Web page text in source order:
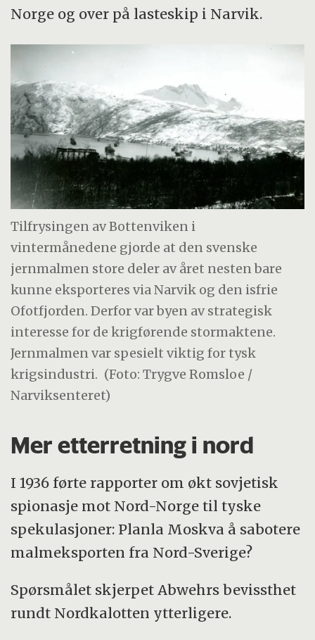
Norge og over på lasteskip i Narvik.
Tilfrysingen av Bottenviken i
vintermånedene gjorde at den svenske
jernmalmen store deler av året nesten bare
kunne eksporteres via Narvik og den isfrie
Ofotfjorden. Derfor var byen av strategisk
interesse for de krigførende stormaktene.
Jernmalmen var spesielt viktig for tysk
krigsindustri. (Foto: Trygve Romsloe /
Narviksenteret)
Mer etterretning i nord
I 1936 førte rapporter om økt sovjetisk
spionasje mot Nord-Norge til tyske
spekulasjoner: Planla Moskva å sabotere
malmeksporten fra Nord-Sverige?
Spørsmålet skjerpet Abwehrs bevissthet
rundt Nordkalotten ytterligere.